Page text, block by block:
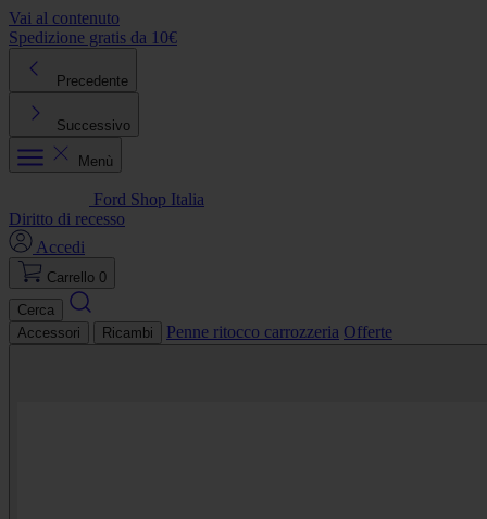
Vai al contenuto
Spedizione gratis da 10€
Precedente
Successivo
Menù
Ford Shop Italia
Diritto di recesso
Accedi
Carrello 0
Cerca
Accessori
Ricambi Penne ritocco carrozzeria Offerte